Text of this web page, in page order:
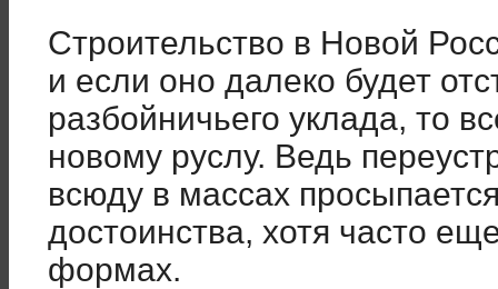
Строительство в Новой
и если оно далеко будет
разбойничьего уклада, то
новому руслу. Ведь
всюду в массах
достоинства, хотя часто
формах.